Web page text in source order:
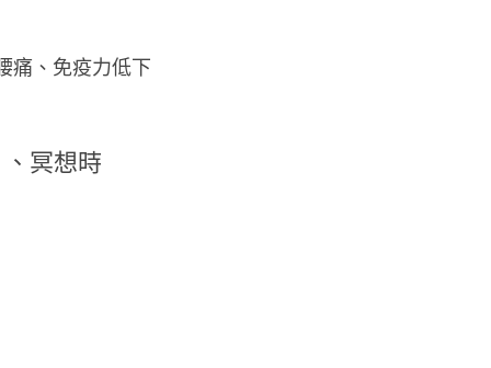
痛、免疫力低下
冥想時